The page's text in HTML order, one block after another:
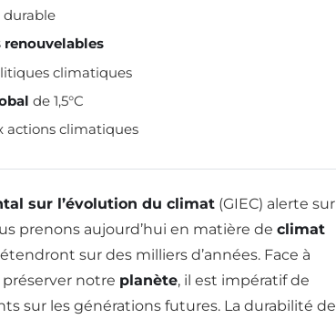
durable
renouvelables
climatiques
de 1,5°C
actions climatiques
sur l’évolution du climat (GIEC) alerte sur
prenons aujourd’hui en matière de climat
sur des milliers d’années. Face à
notre planète, il est impératif de
sur les générations futures. La durabilité de